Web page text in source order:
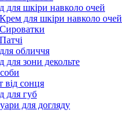
для шкіри навколо очей
Крем для шкіри навколо очей
Сироватки
Патчі
обличчя
для зони декольте
від сонця
для губ
для догляду